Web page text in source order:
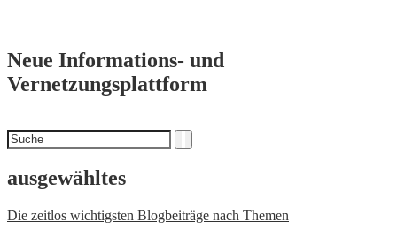
Neue Informations- und
Vernetzungsplattform
Suchen
nach
ausgewähltes
Die zeitlos wichtigsten Blogbeiträge nach Themen